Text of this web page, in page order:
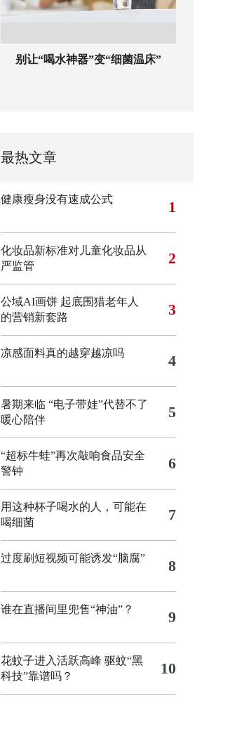
别让“喝水神器”变“细菌温床”
最热文章
健康瘦身没有速成公式 1
化妆品新标准对儿童化妆品从
严监管
2
公域AI画饼 起底围猎老年人
的营销新套路
3
凉感面料真的越穿越凉吗 4
暑期来临 “电子带娃”代替不了
暖心陪伴
5
“超标牛蛙”再次敲响食品安全
警钟
6
用这种杯子喝水的人，可能在
喝细菌
7
过度刷短视频可能诱发“脑腐” 8
谁在直播间里兜售“神油”？ 9
花蚊子进入活跃高峰 驱蚊“黑
科技”靠谱吗？
10